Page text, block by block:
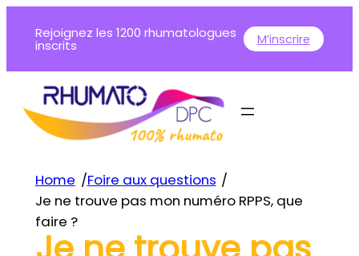
Rejoignez les 1200 rhumatologues
inscrits M’inscrire
Home /Foire aux questions /
Je ne trouve pas mon numéro RPPS, que
faire ?